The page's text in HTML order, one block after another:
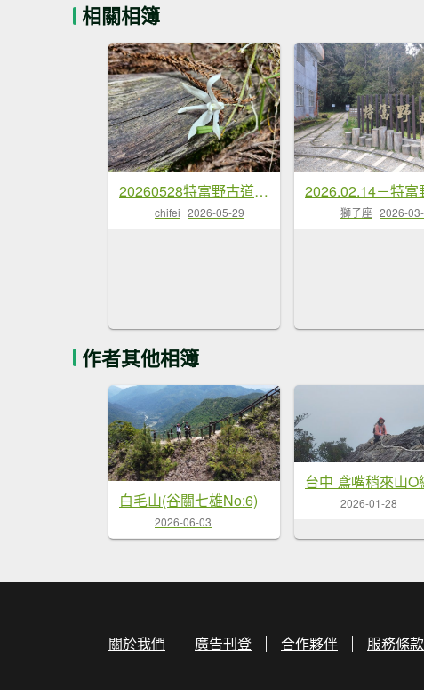
相關相簿
20260528特富野古道舊水山鐵道上北霞山連走東水山、兒玉山
chifei 2026-05-29 獅子座 2026-
作者其他相簿
白毛山(谷關七雄No:6)
2026-06-03
2026-01-28
關於我們 廣告刊登 合作夥伴 服務條款